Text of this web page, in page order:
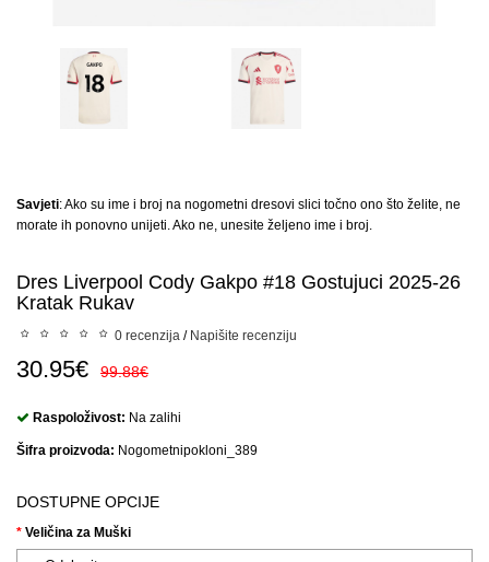
Savjeti: Ako su ime i broj na nogometni dresovi slici točno ono što želite, ne
morate ih ponovno unijeti. Ako ne, unesite željeno ime i broj.
Dres Liverpool Cody Gakpo #18 Gostujuci 2025-26
Kratak Rukav
0 recenzija / Napišite recenziju
30.95€ 99.88€
Raspoloživost: Na zalihi
Šifra proizvoda: Nogometnipokloni_389
DOSTUPNE OPCIJE
Veličina za Muški